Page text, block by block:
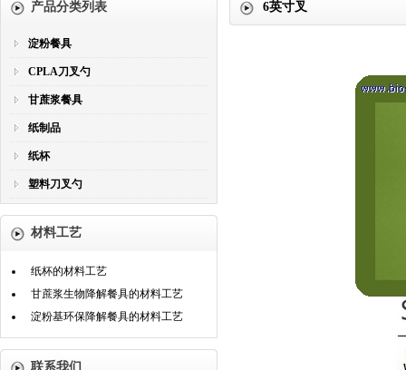
产品分类列表
淀粉餐具
CPLA刀叉勺
甘蔗浆餐具
纸制品
纸杯
塑料刀叉勺
材料工艺
纸杯的材料工艺
甘蔗浆生物降解餐具的材料工艺
淀粉基环保降解餐具的材料工艺
联系我们
6英寸叉